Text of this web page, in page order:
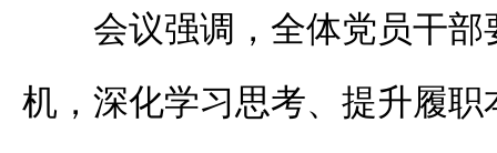
会议强调，全体党员干
机，深化学习思考、提升履